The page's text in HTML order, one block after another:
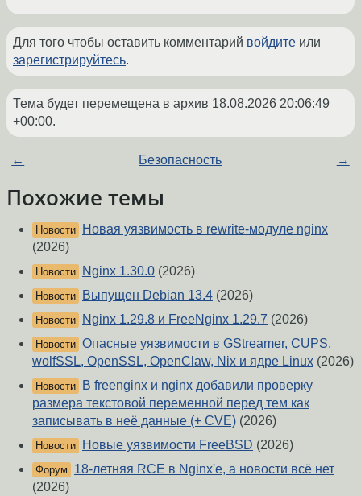
Для того чтобы оставить комментарий войдите или
зарегистрируйтесь.
Тема будет перемещена в архив 18.08.2026 20:06:49
+00:00.
← Безопасность →
Похожие темы
Новости
Новая уязвимость в rewrite-модуле nginx
(2026)
Новости Nginx 1.30.0 (2026)
Новости Выпущен Debian 13.4 (2026)
Новости Nginx 1.29.8 и FreeNginx 1.29.7 (2026)
Новости Опасные уязвимости в GStreamer, CUPS,
wolfSSL, OpenSSL, OpenClaw, Nix и ядре Linux (2026)
Новости
В freenginx и nginx добавили проверку
размера текстовой переменной перед тем как
записывать в неё данные (+ CVE) (2026)
Новости Новые уязвимости FreeBSD (2026)
Форум
18-летняя RCE в Nginx'е, а новости всё нет
(2026)